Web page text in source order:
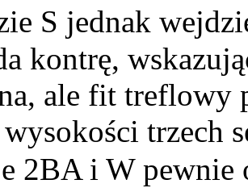
S jednak
kontrę,
ale fit treflowy
trzech
2BA i W pewnie